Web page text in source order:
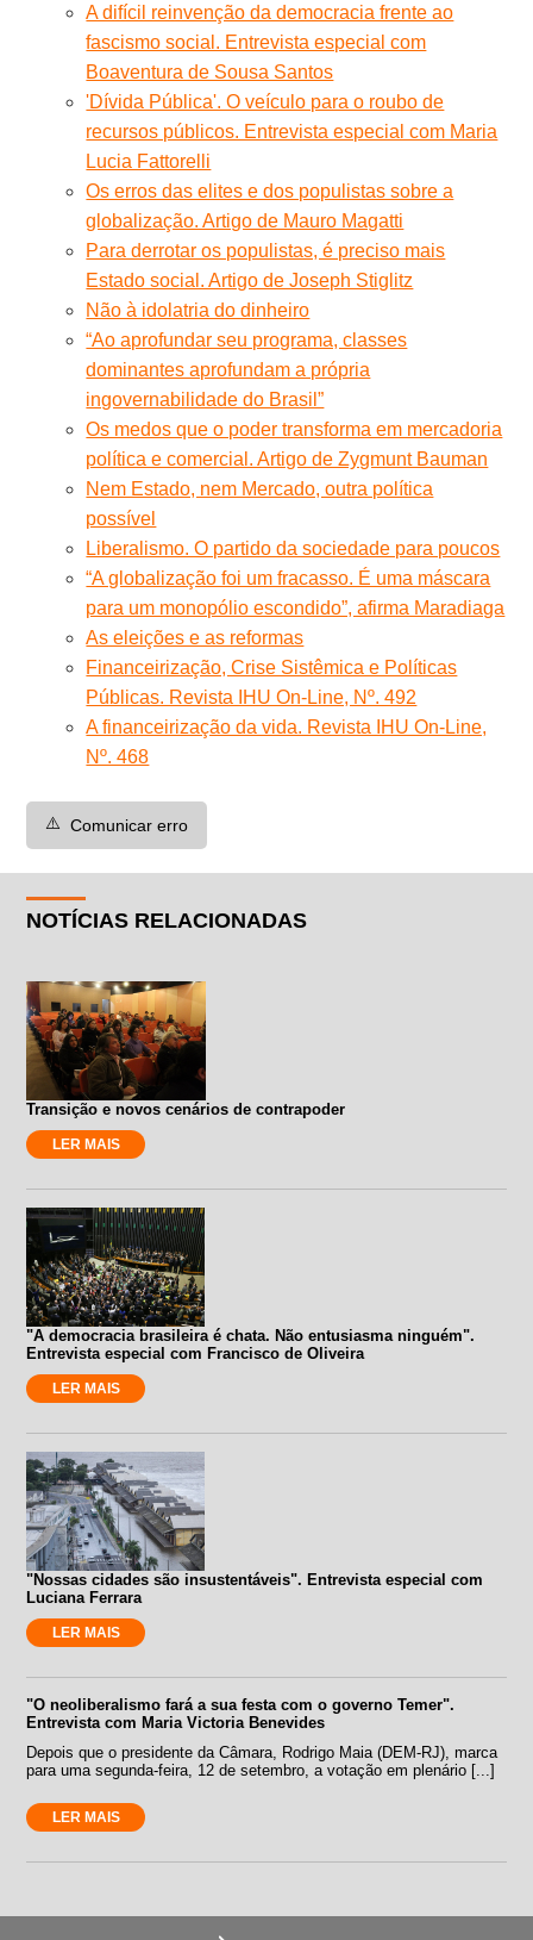
A difícil reinvenção da democracia frente ao
fascismo social. Entrevista especial com
Boaventura de Sousa Santos
'Dívida Pública'. O veículo para o roubo de
recursos públicos. Entrevista especial com Maria
Lucia Fattorelli
Os erros das elites e dos populistas sobre a
globalização. Artigo de Mauro Magatti
Para derrotar os populistas, é preciso mais
Estado social. Artigo de Joseph Stiglitz
Não à idolatria do dinheiro
“Ao aprofundar seu programa, classes
dominantes aprofundam a própria
ingovernabilidade do Brasil”
Os medos que o poder transforma em mercadoria
política e comercial. Artigo de Zygmunt Bauman
Nem Estado, nem Mercado, outra política
possível
Liberalismo. O partido da sociedade para poucos
“A globalização foi um fracasso. É uma máscara
para um monopólio escondido”, afirma Maradiaga
As eleições e as reformas
Financeirização, Crise Sistêmica e Políticas
Públicas. Revista IHU On-Line, Nº. 492
A financeirização da vida. Revista IHU On-Line,
Nº. 468
⚠️ Comunicar erro
NOTÍCIAS RELACIONADAS
Transição e novos cenários de contrapoder
LER MAIS
"A democracia brasileira é chata. Não entusiasma ninguém".
Entrevista especial com Francisco de Oliveira
LER MAIS
"Nossas cidades são insustentáveis". Entrevista especial com
Luciana Ferrara
LER MAIS
"O neoliberalismo fará a sua festa com o governo Temer".
Entrevista com Maria Victoria Benevides
Depois que o presidente da Câmara, Rodrigo Maia (DEM-RJ), marca
para uma segunda-feira, 12 de setembro, a votação em plenário [...]
LER MAIS